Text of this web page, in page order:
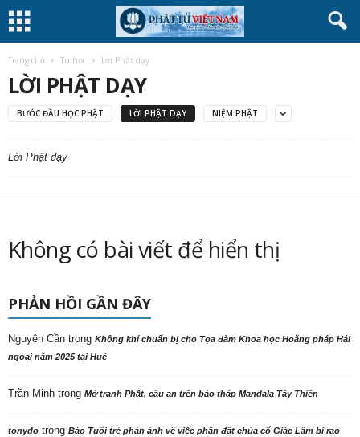
Trang chủ Tu học Lời Phật dạy
LỜI PHẬT DẠY
BƯỚC ĐẦU HỌC PHẬT LỜI PHẬT DẠY NIỆM PHẬT
Lời Phật dạy
Không có bài viết để hiển thị
PHẢN HỒI GẦN ĐÂY
Nguyên Cần trong Không khí chuẩn bị cho Tọa đàm Khoa học Hoằng pháp Hải
ngoại năm 2025 tại Huế
Trần Minh trong Mở tranh Phật, cầu an trên bảo tháp Mandala Tây Thiên
tonydo trong Báo Tuổi trẻ phản ảnh về việc phần đất chùa cổ Giác Lâm bị rao